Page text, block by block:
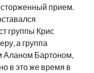
прием.
группы Крис
а группа
Аланом Бартоном,
в это же время в